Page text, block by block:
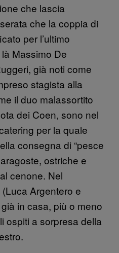
che lascia
che la coppia di
per l’ultimo
Massimo De
già noti come
stagista alla
il duo malassortito
dei Coen, sono nel
per la quale
consegna di “pesce
ostriche e
cenone. Nel
Argentero e
in casa, più o meno
ospiti a sorpresa della